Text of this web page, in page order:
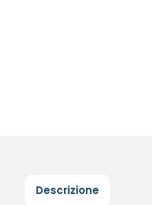
Descrizione